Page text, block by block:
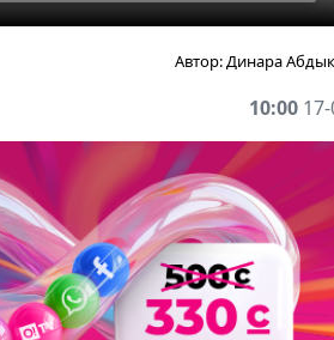
Автор:Динара
10:0017-